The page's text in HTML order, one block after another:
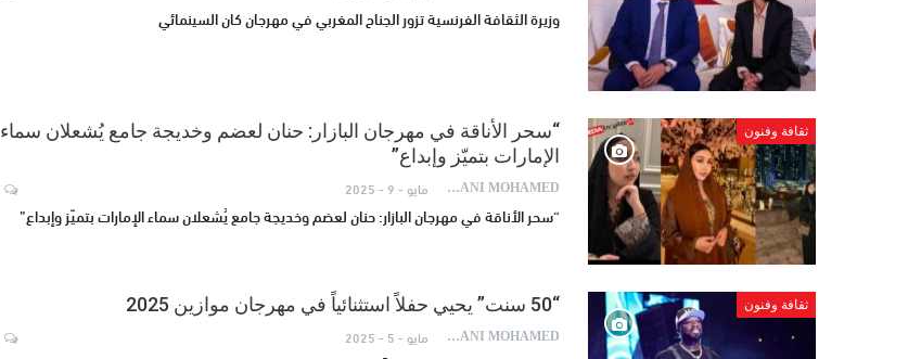
وزيرة الثقافة الفرنسية تزور الجناح المغربي في مهرجان كان السينمائي
ثقافة وفنون
“سحر الأناقة في مهرجان البازار: حنان لعضم وخديجة جامع يُشعلان سماء
الإمارات بتميّز وإبداع”
AYDANI MOHAMED مايو - 9 - 2025
“سحر الأناقة في مهرجان البازار: حنان لعضم وخديجة جامع يُشعلان سماء الإمارات بتميّز وإبداع”
ثقافة وفنون “50 سنت” يحيي حفلاً استثنائياً في مهرجان موازين 2025
AYDANI MOHAMED مايو - 5 - 2025